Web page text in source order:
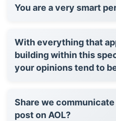
You are a very smart
With everything that
building within this
your opinions tend to
Share we
post on AOL?